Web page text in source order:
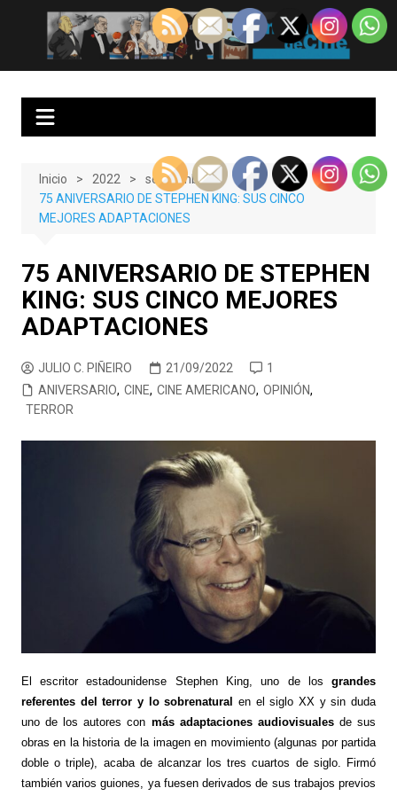
contenido
EnClave de Cine
Crítica cinematográfica y audiovisual. Punto de encuentro para los
Inicio 2022
septiembre
75 ANIVERSARIO DE STEPHEN KING: SUS CINCO
MEJORES ADAPTACIONES
75 ANIVERSARIO DE STEPHEN
KING: SUS CINCO MEJORES
ADAPTACIONES
JULIO C. PIÑEIRO 21/09/2022
1
ANIVERSARIO, CINE, CINE AMERICANO, OPINIÓN,
TERROR
El escritor estadounidense Stephen King, uno de los grandes
referentes del terror y lo sobrenatural en el siglo XX y sin duda
uno de los autores con más adaptaciones audiovisualesde sus
obras en la historia de la imagen en movimiento (algunas por partida
doble o triple), acaba de alcanzar los tres cuartos de siglo. Firmó
también varios guiones, ya fuesen derivados de sus trabajos previos